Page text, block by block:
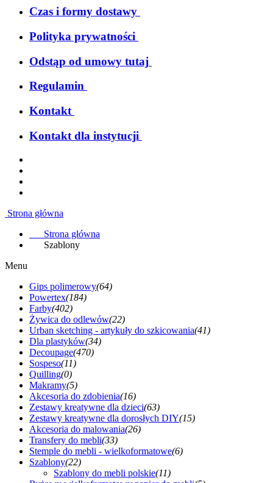
Czas i formy dostawy
Polityka prywatności
Odstąp od umowy tutaj
Regulamin
Kontakt
Kontakt dla instytucji
Strona główna
Strona główna
Szablony
Menu
Gips polimerowy(64)
Powertex(184)
Farby(402)
Żywica do odlewów(22)
Urban sketching - artykuły do szkicowania(41)
Dla plastyków(34)
Decoupage(470)
Sospeso(11)
Quilling(0)
Makramy(5)
Akcesoria do zdobienia(16)
Zestawy kreatywne dla dzieci(63)
Zestawy kreatywne dla dorosłych DIY(15)
Akcesoria do malowania(26)
Transfery do mebli(33)
Stemple do mebli - wielkoformatowe(6)
Szablony(22)
Szablony do mebli polskie(11)